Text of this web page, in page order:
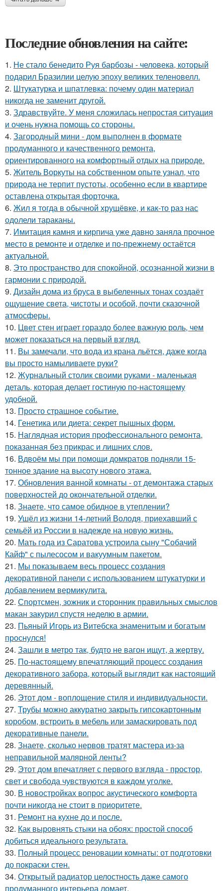
Последние обновления на сайте:
1. Не стало бенедито Руя барбозы - человека, который
подарил Бразилии целую эпоху великих теленовелл.
2. Штукатурка и шпатлевка: почему один материал
никогда не заменит другой.
3. Здравствуйте. У меня сложилась непростая ситуация
и очень нужна помощь со стороны.
4. Загородный мини - дом выполнен в формате
продуманного и качественного ремонта,
ориентированного на комфортный отдых на природе.
5. Житель Воркуты на собственном опыте узнал, что
природа не терпит пустоты, особенно если в квартире
оставлена открытая форточка.
6. Жил я тогда в обычной хрущёвке, и как-то раз нас
одолели тараканы.
7. Имитация камня и кирпича уже давно заняла прочное
место в ремонте и отделке и по-прежнему остаётся
актуальной.
8. Это пространство для спокойной, осознанной жизни в
гармонии с природой.
9. Дизайн дома из бруса в выбеленных тонах создаёт
ощущение света, чистоты и особой, почти сказочной
атмосферы.
10. Цвет стен играет гораздо более важную роль, чем
может показаться на первый взгляд.
11. Вы замечали, что вода из крана льётся, даже когда
вы просто намыливаете руки?
12. Журнальный столик своими руками - маленькая
деталь, которая делает гостиную по-настоящему
удобной.
13. Просто страшное событие.
14. Генетика или диета: секрет пышных форм.
15. Наглядная история профессионального ремонта,
показанная без прикрас и лишних слов.
16. Вдвоём мы при помощи домкратов подняли 15-
тонное здание на высоту нового этажа.
17. Обновления ванной комнаты - от демонтажа старых
поверхностей до окончательной отделки.
18. Знаете, что самое обидное в утеплении?
19. Ушёл из жизни 14-летний Володя, приехавший с
семьёй из России в надежде на новую жизнь.
20. Мать года из Саратова устроила сыну "Собачий
Кайф" с пылесосом и вакуумным пакетом.
21. Мы показываем весь процесс создания
декоративной панели с использованием штукатурки и
добавлением вермикулита.
22. Спортсмен, зожник и сторонник правильных смыслов
макан закурил спустя неделю в армии.
23. Пьяный Игорь из Витебска знаменитым и богатым
проснулся!
24. Зашли в метро так, будто не вагон ищут, а жертву.
25. По-настоящему впечатляющий процесс создания
декоративного забора, который выглядит как настоящий
деревянный.
26. Этот дом - воплощение стиля и индивидуальности.
27. Трубы можно аккуратно закрыть гипсокартонным
коробом, встроить в мебель или замаскировать под
декоративные панели.
28. Знаете, сколько нервов тратят мастера из-за
неправильной малярной ленты?
29. Этот дом впечатляет с первого взгляда - простор,
свет и свобода чувствуются в каждом уголке.
30. В новостройках вопрос акустического комфорта
почти никогда не стоит в приоритете.
31. Ремонт на кухне до и после.
32. Как выровнять стыки на обоях: простой способ
добиться идеального результата.
33. Полный процесс реновации комнаты: от подготовки
до покраски стен.
34. Открытый радиатор целостность даже самого
продуманного интерьера ломает.